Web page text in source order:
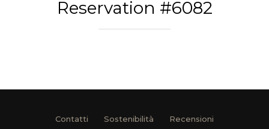
Reservation #6082
Contatti Sostenibilità
Recensioni